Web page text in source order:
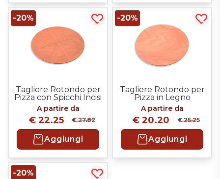
Tagliere Rotondo per
Pizza con Spicchi Incisi
in Legno
A partire da
-20%
€ 22.25 € 27.82
Aggiungi
Acquista più tardi
Tagliere Rotondo per
Pizza in Legno
A partire da
-20%
€ 20.20 € 25.25
Aggiungi
-20%